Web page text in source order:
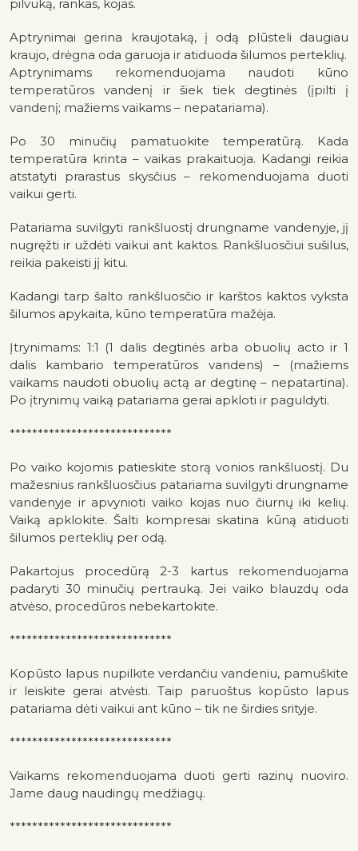
pilvuką, rankas, kojas.
Aptrynimai gerina kraujotaką, į odą plūsteli daugiau
kraujo, drėgna oda garuoja ir atiduoda šilumos perteklių.
Aptrynimams rekomenduojama naudoti kūno
temperatūros vandenį ir šiek tiek degtinės (įpilti į
vandenį; mažiems vaikams – nepatariama).
Po 30 minučių pamatuokite temperatūrą. Kada
temperatūra krinta – vaikas prakaituoja. Kadangi reikia
atstatyti prarastus skysčius – rekomenduojama duoti
vaikui gerti.
Patariama suvilgyti rankšluostį drungname vandenyje, jį
nugręžti ir uždėti vaikui ant kaktos. Rankšluosčiui sušilus,
reikia pakeisti jį kitu.
Kadangi tarp šalto rankšluosčio ir karštos kaktos vyksta
šilumos apykaita, kūno temperatūra mažėja.
Įtrynimams: 1:1 (1 dalis degtinės arba obuolių acto ir 1
dalis kambario temperatūros vandens) – (mažiems
vaikams naudoti obuolių actą ar degtinę – nepatartina).
Po įtrynimų vaiką patariama gerai apkloti ir paguldyti.
*****************************
Po vaiko kojomis patieskite storą vonios rankšluostį. Du
mažesnius rankšluosčius patariama suvilgyti drungname
vandenyje ir apvynioti vaiko kojas nuo čiurnų iki kelių.
Vaiką apklokite. Šalti kompresai skatina kūną atiduoti
šilumos perteklių per odą.
Pakartojus procedūrą 2-3 kartus rekomenduojama
padaryti 30 minučių pertrauką. Jei vaiko blauzdų oda
atvėso, procedūros nebekartokite.
*****************************
Kopūsto lapus nupilkite verdančiu vandeniu, pamuškite
ir leiskite gerai atvėsti. Taip paruoštus kopūsto lapus
patariama dėti vaikui ant kūno – tik ne širdies srityje.
*****************************
Vaikams rekomenduojama duoti gerti razinų nuoviro.
Jame daug naudingų medžiagų.
*****************************